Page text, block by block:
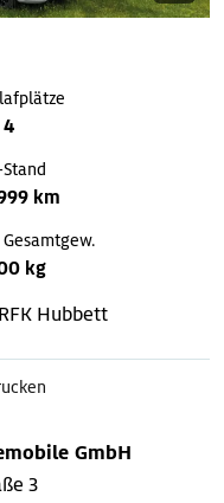
4
km
kg
Hubbett
GmbH
3